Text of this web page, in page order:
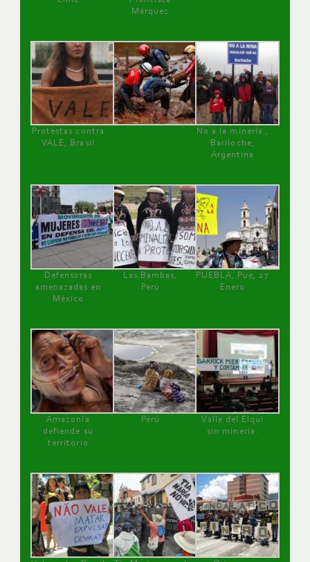
Márquez
Protestas contra
VALE, Brasil
No a la minería ,
Bariloche,
Argentina
Defensoras
amenazadas en
México
Las Bambas,
Perú
PUEBLA, Pue, 27
Enero
Amazonía
defiende su
territorio
Perú
Valle del Elqui
sin minería.